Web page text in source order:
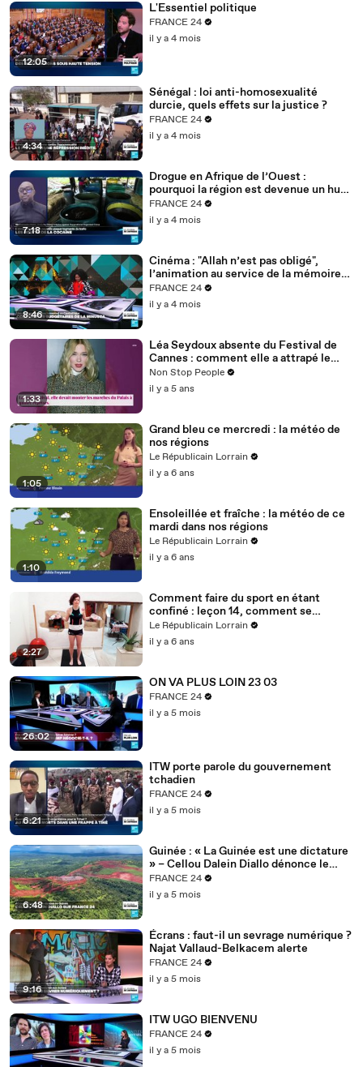
12:05
L'Essentiel politique
FRANCE 24
il y a 4 mois
4:34
Sénégal : loi anti-homosexualité
durcie, quels effets sur la justice ?
FRANCE 24
il y a 4 mois
7:18
Drogue en Afrique de l’Ouest :
pourquoi la région est devenue un hub
mondial
FRANCE 24
il y a 4 mois
8:46
Cinéma : "Allah n’est pas obligé",
l’animation au service de la mémoire
des enfants-soldats
FRANCE 24
il y a 4 mois
1:33
Léa Seydoux absente du Festival de
Cannes : comment elle a attrapé le
Covid
Non Stop People
il y a 5 ans
1:05
Grand bleu ce mercredi : la météo de
nos régions
Le Républicain Lorrain
il y a 6 ans
1:10
Ensoleillée et fraîche : la météo de ce
mardi dans nos régions
Le Républicain Lorrain
il y a 6 ans
2:27
Comment faire du sport en étant
confiné : leçon 14, comment se
muscler avec des bouteilles d'eau ?
Le Républicain Lorrain
il y a 6 ans
26:02
ON VA PLUS LOIN 23 03
FRANCE 24
il y a 5 mois
6:21
ITW porte parole du gouvernement
tchadien
FRANCE 24
il y a 5 mois
6:48
Guinée : « La Guinée est une dictature
» – Cellou Dalein Diallo dénonce le
régime Doumbouya
FRANCE 24
il y a 5 mois
9:16
Écrans : faut-il un sevrage numérique ?
Najat Vallaud-Belkacem alerte
FRANCE 24
il y a 5 mois
ITW UGO BIENVENU
FRANCE 24
il y a 5 mois